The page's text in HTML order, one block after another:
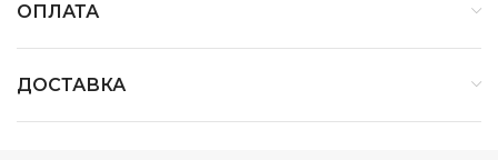
ОПЛАТА
ДОСТАВКА